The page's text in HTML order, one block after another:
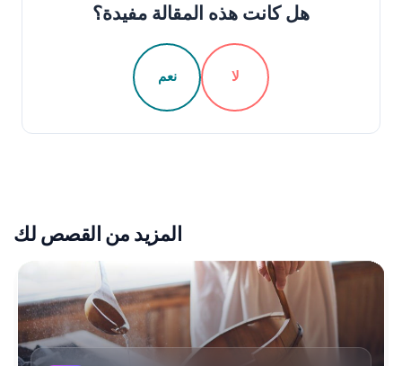
هل كانت هذه المقالة مفيدة؟
نعم لا
المزيد من القصص لك